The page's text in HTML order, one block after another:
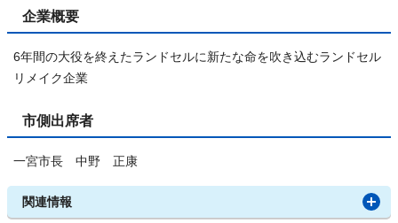
企業概要
6年間の大役を終えたランドセルに新たな命を吹き込むランドセル
リメイク企業
市側出席者
一宮市長 中野 正康
関連情報